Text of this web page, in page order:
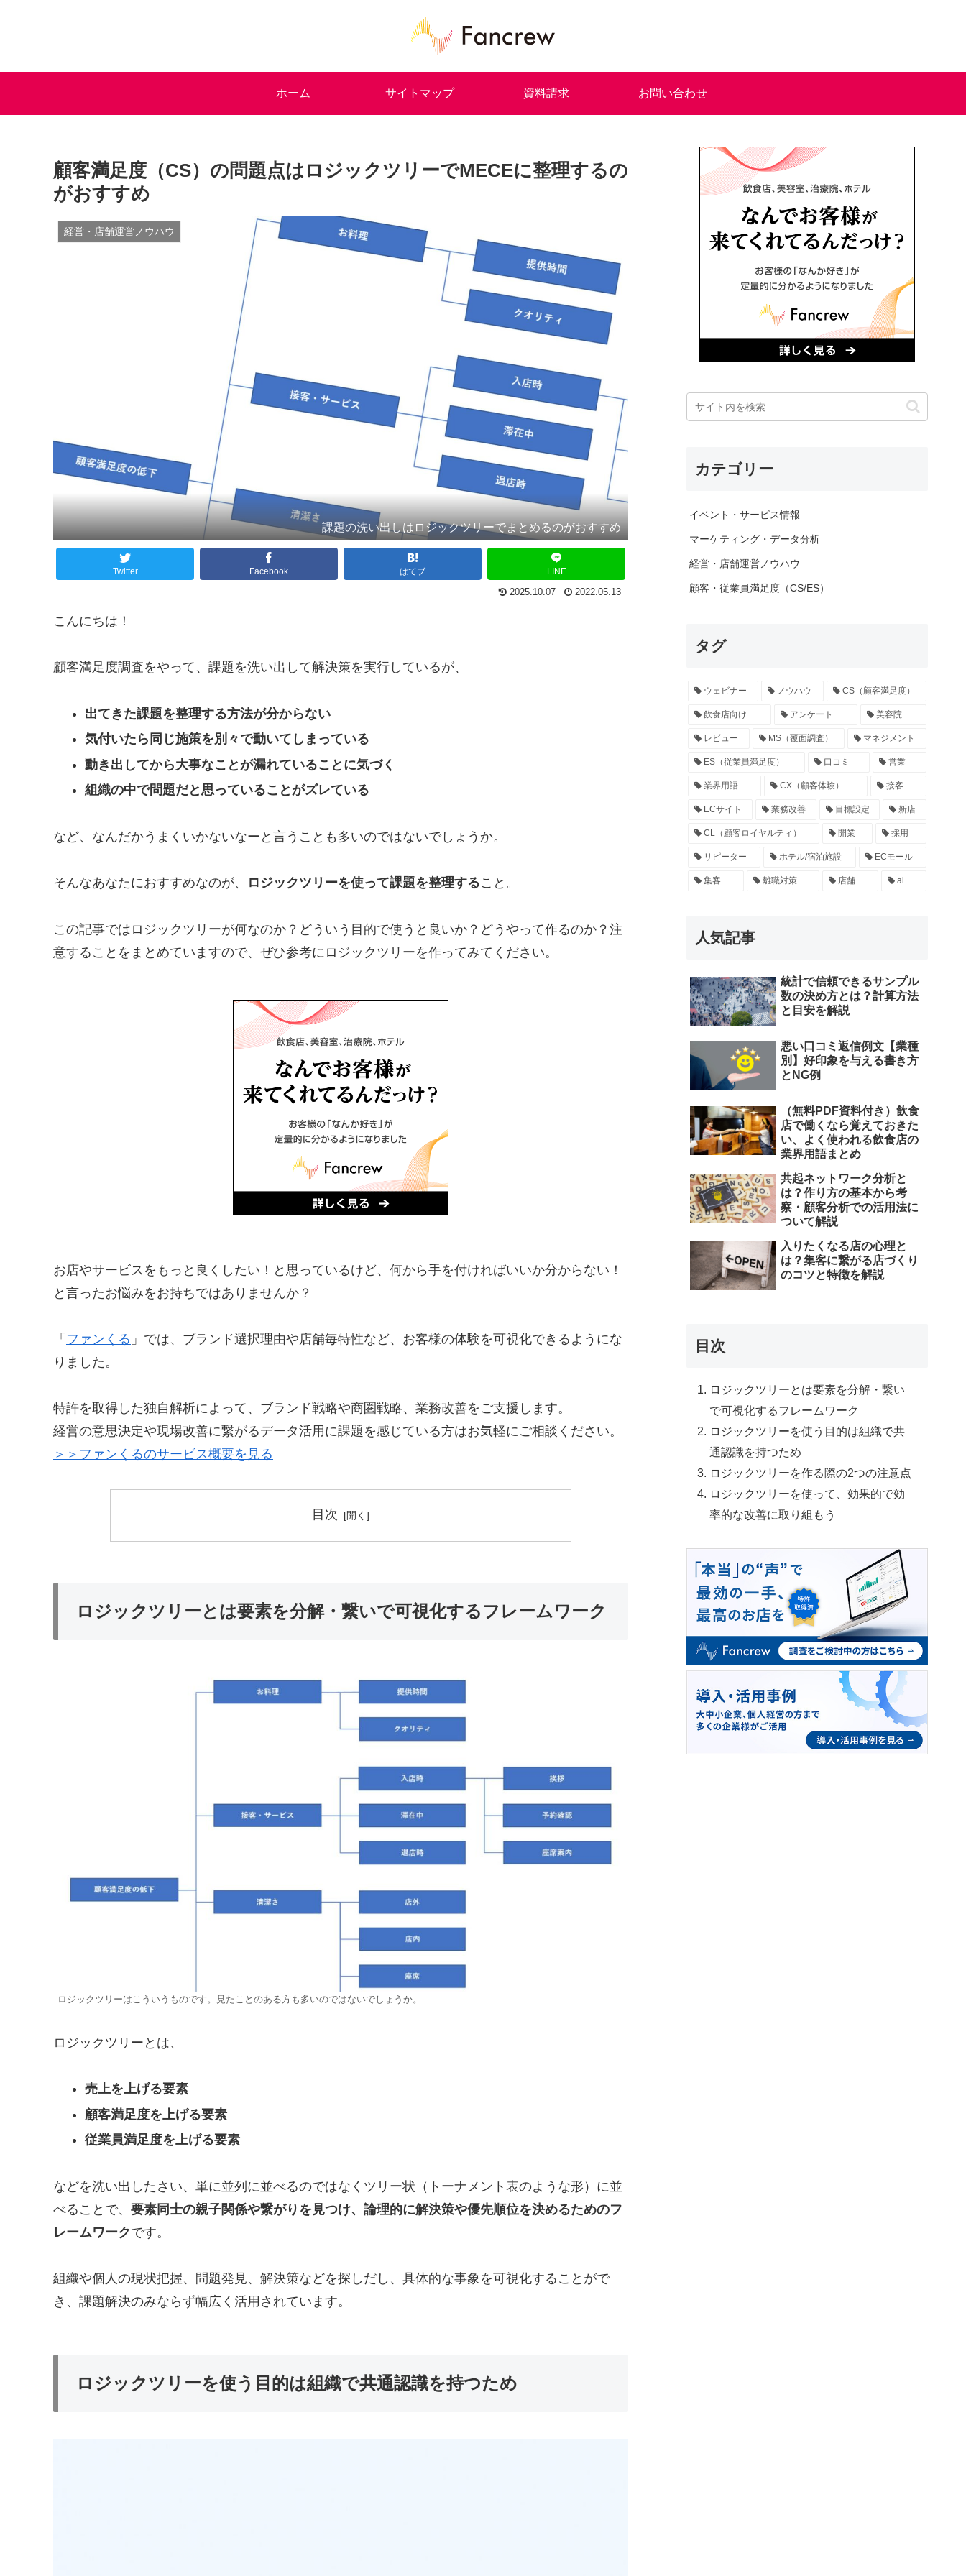
ホーム サイトマップ 資料請求 お問い合わせ
顧客満足度（CS）の問題点はロジックツリーでMECEに整理するの
がおすすめ
経営・店舗運営ノウハウ
課題の洗い出しはロジックツリーでまとめるのがおすすめ
Twitter Facebook はてブ LINE
2025.10.07 2022.05.13
こんにちは！
顧客満足度調査をやって、課題を洗い出して解決策を実行しているが、
出てきた課題を整理する方法が分からない
気付いたら同じ施策を別々で動いてしまっている
動き出してから大事なことが漏れていることに気づく
組織の中で問題だと思っていることがズレている
など、なんだかうまくいかないなーと言うことも多いのではないでしょうか。
そんなあなたにおすすめなのが、 ロジックツリーを使って課題を整理すること。
この記事ではロジックツリーが何なのか？どういう目的で使うと良いか？どうやって作るのか？注
意することをまとめていますので、ぜひ参考にロジックツリーを作ってみてください。
お店やサービスをもっと良くしたい！と思っているけど、何から手を付ければいいか分からない！
と言ったお悩みをお持ちではありませんか？
「 ファンくる 」では、ブランド選択理由や店舗毎特性など、お客様の体験を可視化できるようにな
りました。
特許を取得した独自解析によって、ブランド戦略や商圏戦略、業務改善をご支援します。
経営の意思決定や現場改善に繋がるデータ活用に課題を感じている方はお気軽にご相談ください。
＞＞ファンくるのサービス概要を見る
目次
ロジックツリーとは要素を分解・繋いで可視化するフレームワーク
ロジックツリーはこういうものです。見たことのある方も多いのではないでしょうか。
ロジックツリーとは、
売上を上げる要素
顧客満足度を上げる要素
従業員満足度を上げる要素
などを洗い出したさい、単に並列に並べるのではなくツリー状（トーナメント表のような形）に並
べることで、 要素同士の親子関係や繋がりを見つけ、論理的に解決策や優先順位を決めるためのフ
レームワークです。
組織や個人の現状把握、問題発見、解決策などを探しだし、具体的な事象を可視化することがで
き、課題解決のみならず幅広く活用されています。
ロジックツリーを使う目的は組織で共通認識を持つため
カテゴリー
イベント・サービス情報
マーケティング・データ分析
経営・店舗運営ノウハウ
顧客・従業員満足度（CS/ES）
タグ
ウェビナー ノウハウ CS（顧客満足度）
飲食店向け アンケート 美容院
レビュー MS（覆面調査） マネジメント
ES（従業員満足度） 口コミ 営業
業界用語 CX（顧客体験） 接客
ECサイト 業務改善 目標設定 新店
CL（顧客ロイヤルティ） 開業 採用
リピーター ホテル/宿泊施設 ECモール
集客 離職対策 店舗 ai
人気記事
統計で信頼できるサンプル
数の決め方とは？計算方法
と目安を解説
悪い口コミ返信例文【業種
別】好印象を与える書き方
とNG例
（無料PDF資料付き）飲食
店で働くなら覚えておきた
い、よく使われる飲食店の
業界用語まとめ
共起ネットワーク分析と
は？作り方の基本から考
察・顧客分析での活用法に
ついて解説
入りたくなる店の心理と
は？集客に繋がる店づくり
のコツと特徴を解説
目次
ロジックツリーとは要素を分解・繋い
で可視化するフレームワーク
ロジックツリーを使う目的は組織で共
通認識を持つため
ロジックツリーを作る際の2つの注意点
ロジックツリーを使って、効果的で効
率的な改善に取り組もう